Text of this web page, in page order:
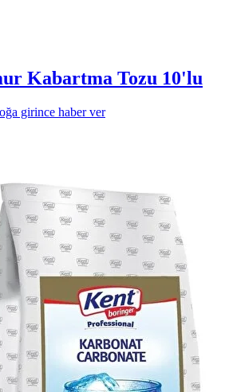
Kabartma Tozu 10'lu
girince haber ver